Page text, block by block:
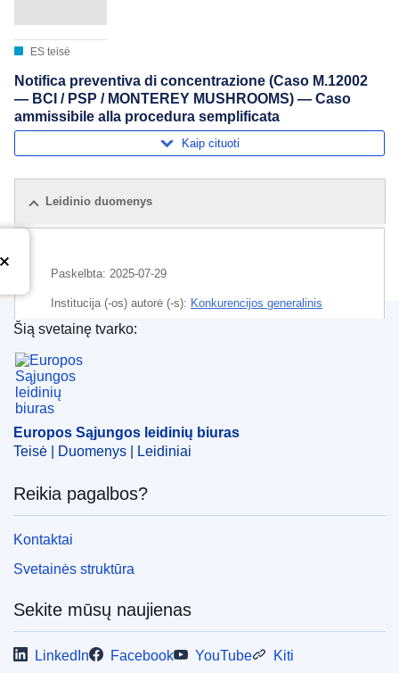
ES teisė
Notifica preventiva di concentrazione (Caso M.12002
— BCI / PSP / MONTEREY MUSHROOMS) — Caso
ammissibile alla procedura semplificata
Kaip cituoti
Leidinio duomenys
Paskelbta: 2025-07-29
Institucija (-os) autorė (-s): Konkurencijos generalinis
direktoratas(Europos Komisija
Tema:
bendrovės išpirkimas
santalka
bendrovė,patronuojamoji bendrovė,
įmonė
OJ : C_202504230
IMMC : PUB(2025)847/4258845
pdfa2a
Rodyti visus šios serijos numerius
Europos Sąjungos leidinių biuras
Šią svetainę tvarko:
Europos Sąjungos leidinių biuras
Teisė | Duomenys | Leidiniai
Reikia pagalbos?
Kontaktai
Svetainės struktūra
Sekite mūsų naujienas
LinkedIn Facebook YouTube Kiti